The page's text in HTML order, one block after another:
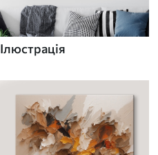
Ілюстрація